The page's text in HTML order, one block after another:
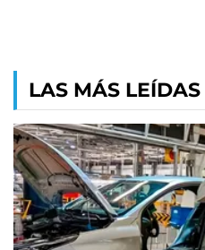
LAS MÁS LEÍDAS